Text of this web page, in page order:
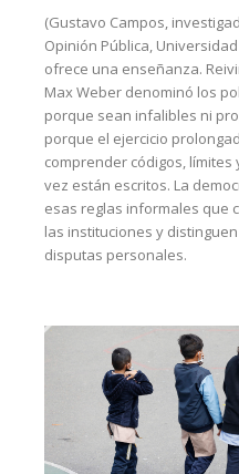
(Gustavo Campos,
Opinión Pública,
ofrece una enseñanza.
Max Weber denominó los
porque sean infalibles ni
porque el ejercicio
comprender códigos,
vez están escritos. La
esas reglas informales que
las instituciones y
disputas personales.